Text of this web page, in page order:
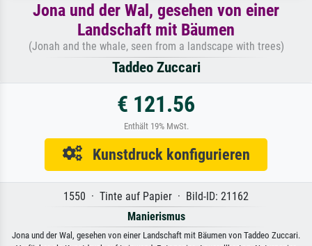
Jona und der Wal, gesehen von einer
Landschaft mit Bäumen
(Jonah and the whale, seen from a landscape with trees)
Taddeo Zuccari
€ 121.56
Enthält 19% MwSt.
Kunstdruck konfigurieren
1550 · Tinte auf Papier · Bild-ID: 21162
Manierismus
Jona und der Wal, gesehen von einer Landschaft mit Bäumen von Taddeo Zuccari.